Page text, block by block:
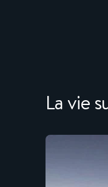
La vie